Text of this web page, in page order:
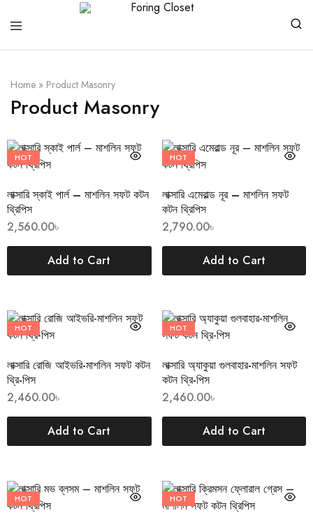
Foring
Home » Product Masonry
Product Masonry
HOT
লাক্সারি স্কাই পার্ল – মাশলিন সফট কটন
থ্রিপিস
2,560.00৳
Add to Cart
HOT
লাক্সারি এমেরাল্ড নূর – মাশলিন সফট
কটন থ্রিপিস
2,790.00৳
Add to Cart
HOT
লাক্সারি রোজি আইভরি-মাশলিন সফট কটন
থ্রি-পিস
2,460.00৳
Add to Cart
HOT
লাক্সারি অ্যাকুয়া গুলবাহার-মাশলিন সফট
কটন থ্রি-পিস
2,460.00৳
Add to Cart
HOT HOT